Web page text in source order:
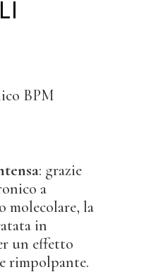
BPM
: grazie
a
molecolare, la
in
un effetto
rimpolpante.